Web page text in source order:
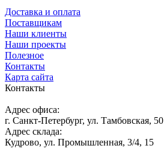
Доставка и оплата
Поставщикам
Наши клиенты
Наши проекты
Полезное
Контакты
Карта сайта
Контакты
Адрес офиса:
г. Санкт-Петербург, ул. Тамбовская, 50
Адрес склада:
Кудрово, ул. Промышленная, 3/4, 15